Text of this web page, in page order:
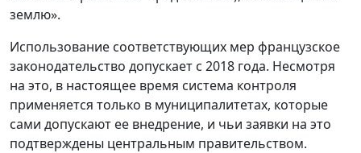
землю».
Использование соответствующих мер французское
законодательство допускает с 2018 года. Несмотря
на это, в настоящее время система контроля
применяется только в муниципалитетах, которые
сами допускают ее внедрение, и чьи заявки на это
подтверждены центральным правительством.